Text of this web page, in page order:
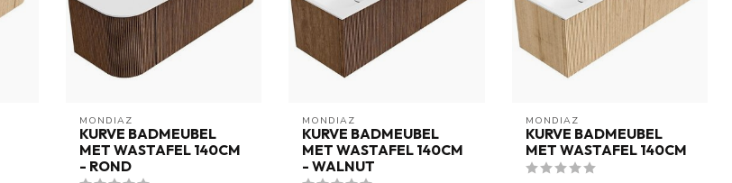
MONDIAZ
KURVE BADMEUBEL
MET WASTAFEL 140CM
- ROND
MONDIAZ
KURVE BADMEUBEL
MET WASTAFEL 140CM
- WALNUT
MONDIAZ
KURVE BADMEUBEL
MET WASTAFEL 140CM